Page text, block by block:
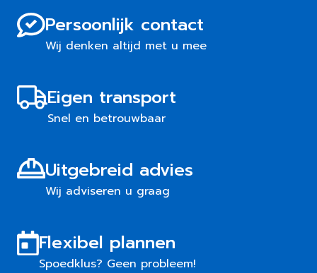
Persoonlijk contact
Wij denken altijd met u mee
Eigen transport
Snel en betrouwbaar
Uitgebreid advies
Wij adviseren u graag
Flexibel plannen
Spoedklus? Geen probleem!